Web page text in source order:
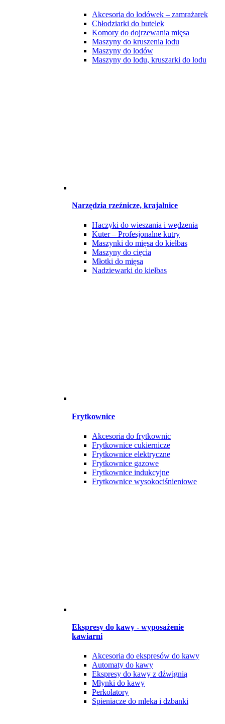
Akcesoria do lodówek – zamrażarek
Chłodziarki do butelek
Komory do dojrzewania mięsa
Maszyny do kruszenia lodu
Maszyny do lodów
Maszyny do lodu, kruszarki do lodu
Narzędzia rzeźnicze, krajalnice
Haczyki do wieszania i wędzenia
Kuter – Profesjonalne kutry
Maszynki do mięsa do kiełbas
Maszyny do cięcia
Młotki do mięsa
Nadziewarki do kiełbas
Frytkownice
Akcesoria do frytkownic
Frytkownice cukiernicze
Frytkownice elektryczne
Frytkownice gazowe
Frytkownice indukcyjne
Frytkownice wysokociśnieniowe
Ekspresy do kawy - wyposażenie
kawiarni
Akcesoria do ekspresów do kawy
Automaty do kawy
Ekspresy do kawy z dźwignią
Młynki do kawy
Perkolatory
Spieniacze do mleka i dzbanki